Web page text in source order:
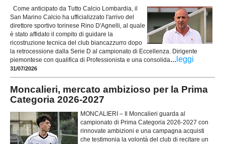
Come anticipato da Tutto Calcio Lombardia, il
San Marino Calcio ha ufficializzato l'arrivo del
direttore sportivo torinese Rino D'Agnelli, al quale
è stato affidato il compito di guidare la
ricostruzione tecnica del club biancazzurro dopo
la retrocessione dalla Serie D al campionato di Eccellenza. Dirigente
piemontese con qualifica di Professionista e una consolida... leggi
31/07/2026
Moncalieri, mercato ambizioso per la Prima
Categoria 2026-2027
MONCALIERI – Il Moncalieri guarda al
campionato di Prima Categoria 2026-2027 con
rinnovate ambizioni e una campagna acquisti
che testimonia la volontà del club di recitare un